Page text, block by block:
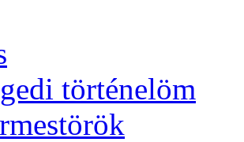
történelöm